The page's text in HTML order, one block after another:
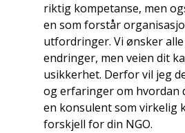
riktig kompetanse, men
en som forstår
utfordringer. Vi ønsker
endringer, men veien dit
usikkerhet. Derfor vil jeg
og erfaringer om hvordan
en konsulent som virkelig
forskjell for din NGO.